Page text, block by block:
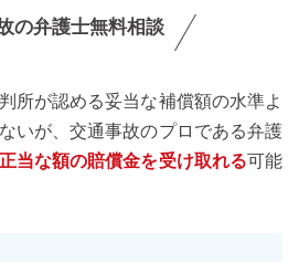
の弁護士無料相談
所が認める妥当な補償額の水準よ
いが、交通事故のプロである弁護
当な額の賠償金を受け取れる可能